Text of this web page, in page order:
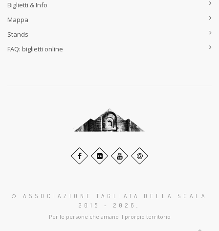
Biglietti & Info
Mappa
Stands
FAQ: biglietti online
© ASSOCIAZIONE TAGLIATA DELLA SCALA
2015 - 2026 .
Per le persone che amano il prorpio territorio